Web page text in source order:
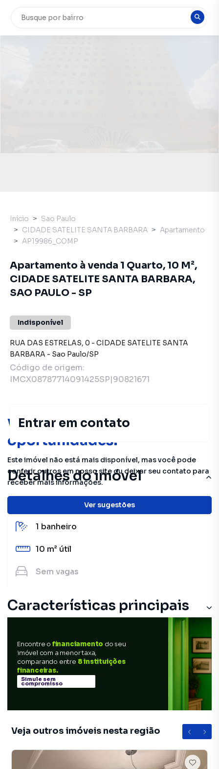
Você pode encontrar novas
oportunidades!
Este imóvel não está mais disponível, mas você pode
conferir outros em nosso site ou deixar seu contato para
receber mais informações.
Ver sugestões
Detalhes do imóvel
1 banheiro
10 m² útil
Sem vagas
Características principais
Encontre o financiamento do seu
imóvel com a menor taxa,
comparando entre 8 instituições
financeiras.
Simule sem
compromisso
Veja outros imóveis nesta região
Início
Sao Paulo
CIDADE SATELITE SANTA BARBARA
Apartamento
AP19986_COMP
Apartamento à venda 1 Quarto, 10 M²,
CIDADE SATELITE SANTA BARBARA,
SAO PAULO - SP
Indisponível
RUA DAS ESTRELAS, 0 - CIDADE SATELITE SANTA
BARBARA - Sao Paulo/SP
Código de origem:
IMCX08787714091425SP|90821671
Entrar em contato